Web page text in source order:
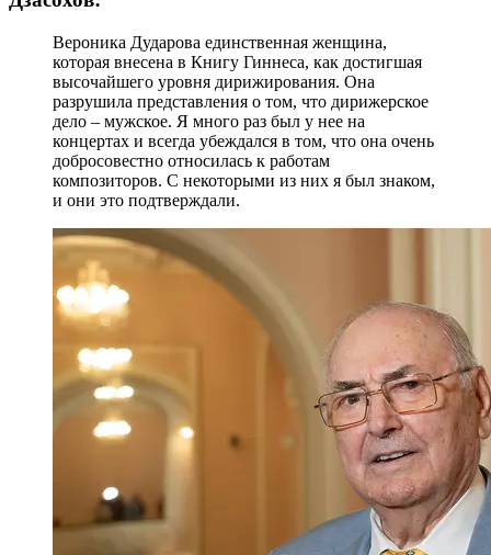
Вероника Дударова единственная женщина,
которая внесена в Книгу Гиннеса, как достигшая
высочайшего уровня дирижирования. Она
разрушила представления о том, что дирижерское
дело – мужское. Я много раз был у нее на
концертах и всегда убеждался в том, что она очень
добросовестно относилась к работам
композиторов. С некоторыми из них я был знаком,
и они это подтверждали.